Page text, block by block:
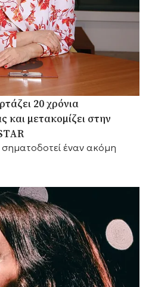
20 χρόνια
και μετακομίζει στην
έναν ακόμη